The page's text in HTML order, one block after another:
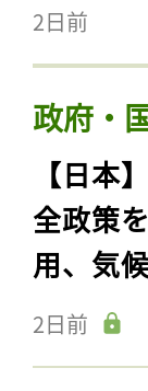
2日前
政府・
【日本
全政策
用、気
2日前